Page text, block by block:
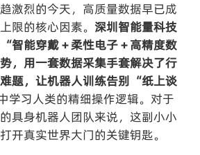
激烈的今天，高质量数据早已成
限的核心因素。 深圳智能量科技
智能穿戴 + 柔性电子 + 高精度数
，用一套数据采集手套解决了行
题，让机器人训练告别 “纸上谈
学习人类的精细操作逻辑。对于
具身机器人团队来说，这副小小
开真实世界大门的关键钥匙。